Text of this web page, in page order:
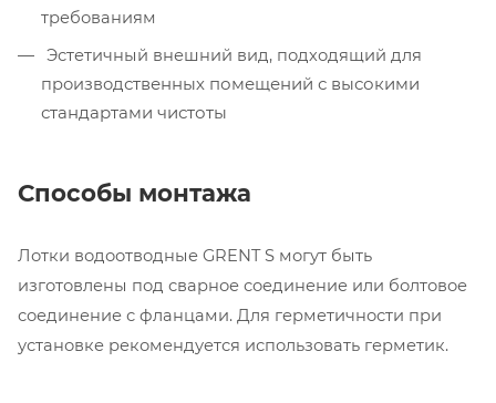
требованиям
Эстетичный внешний вид, подходящий для
производственных помещений с высокими
стандартами чистоты
Способы монтажа
Лотки водоотводные GRENT S могут быть
изготовлены под сварное соединение или болтовое
соединение с фланцами. Для герметичности при
установке рекомендуется использовать герметик.